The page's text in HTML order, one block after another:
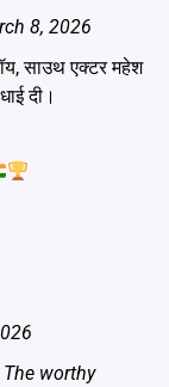
8, 2026
साउथ एक्टर महेश
दी।
worthy